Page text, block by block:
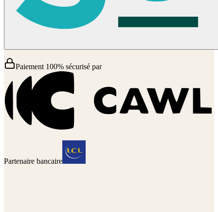
Paiement 100% sécurisé par
Partenaire bancaire